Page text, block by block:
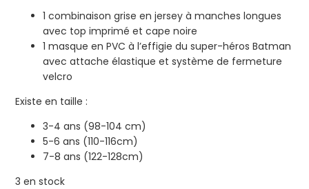
1 combinaison grise en jersey à manches longues
avec top imprimé et cape noire
1 masque en PVC à l’effigie du super-héros Batman
avec attache élastique et système de fermeture
velcro
Existe en taille :
3-4 ans (98-104 cm)
5-6 ans (110-116cm)
7-8 ans (122-128cm)
3 en stock